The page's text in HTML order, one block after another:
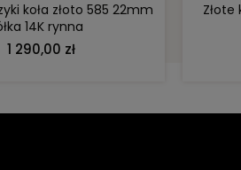
koła złoto 585 22mm
14K rynna
1 290,00 zł
Złote